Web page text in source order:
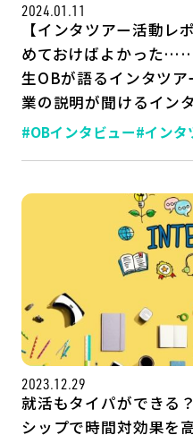
2024.01.11
【インタツアー活動
めておけばよかった
生OBが語るインタツ
業の説明が聞けるイン
#OBインタビュー#インタ
2023.12.29
就活もタイパができる
シップで時間対効果を